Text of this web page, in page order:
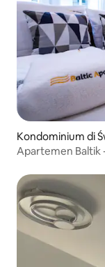
Kondominium di
Apartemen Baltik